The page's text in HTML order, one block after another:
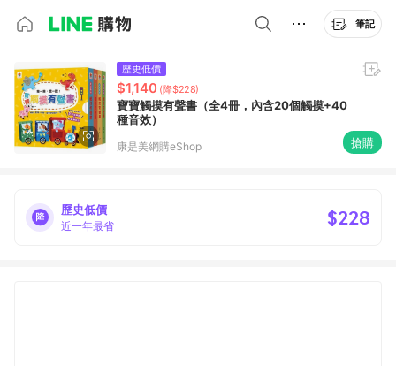
筆記
歷史低價
$1,140 (降$228)
寶寶觸摸有聲書（全4冊，內含20個觸摸+40
種音效）
康是美網購eShop 搶購
歷史低價
近一年最省 $228